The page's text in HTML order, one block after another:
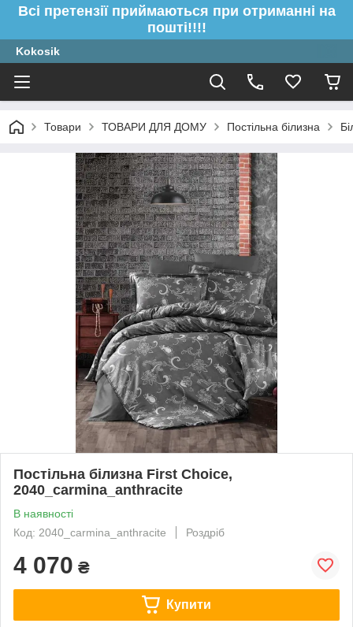
Всі претензії приймаються при отриманні на
пошті!!!!
Kokosik
Товари ТОВАРИ ДЛЯ ДОМУ Постільна білизна
Постільна білизна First Choice,
2040_carmina_anthracite
В наявності
Код: 2040_carmina_anthracite
Роздріб
4 070 ₴
Купити